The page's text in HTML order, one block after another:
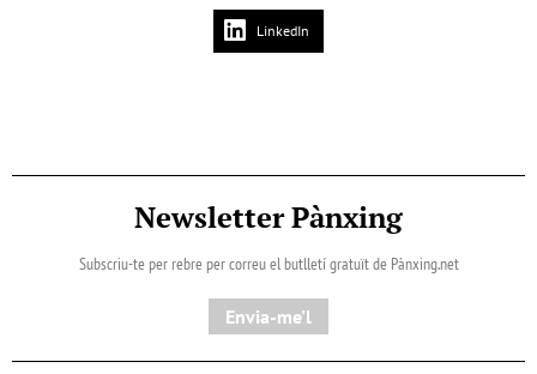
LinkedIn
Newsletter Pànxing
Subscriu-te per rebre per correu el butlletí gratuït de Pànxing.net​
Envia-me'l